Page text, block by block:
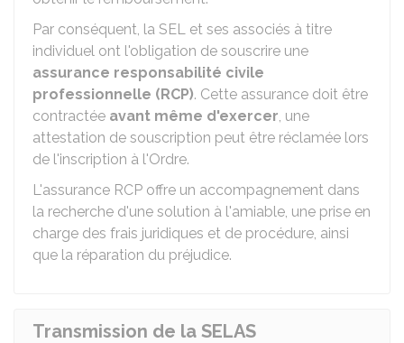
Par conséquent, la SEL et ses associés à titre
individuel ont l'obligation de souscrire une
assurance responsabilité civile
professionnelle (RCP). Cette assurance doit être
contractée avant même d'exercer, une
attestation de souscription peut être réclamée lors
de l'inscription à l'Ordre.
L'assurance RCP offre un accompagnement dans
la recherche d'une solution à l'amiable, une prise en
charge des frais juridiques et de procédure, ainsi
que la réparation du préjudice.
Transmission de la SELAS